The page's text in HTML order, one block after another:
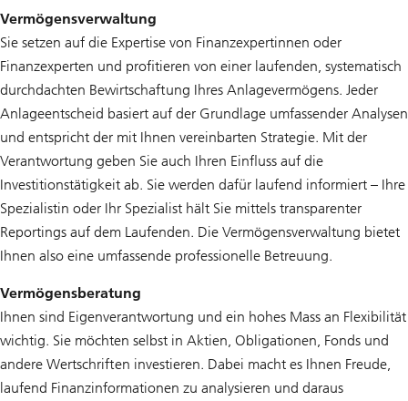
Vermögensverwaltung
Sie setzen auf die Expertise von Finanzexpertinnen oder
Finanzexperten und profitieren von einer laufenden, systematisch
durchdachten Bewirtschaftung Ihres Anlagevermögens. Jeder
Anlageentscheid basiert auf der Grundlage umfassender Analysen
und entspricht der mit Ihnen vereinbarten Strategie. Mit der
Verantwortung geben Sie auch Ihren Einfluss auf die
Investitionstätigkeit ab. Sie werden dafür laufend informiert – Ihre
Spezialistin oder Ihr Spezialist hält Sie mittels transparenter
Reportings auf dem Laufenden. Die Vermögensverwaltung bietet
Ihnen also eine umfassende professionelle Betreuung.
Vermögensberatung
Ihnen sind Eigenverantwortung und ein hohes Mass an Flexibilität
wichtig. Sie möchten selbst in Aktien, Obligationen, Fonds und
andere Wertschriften investieren. Dabei macht es Ihnen Freude,
laufend Finanzinformationen zu analysieren und daraus